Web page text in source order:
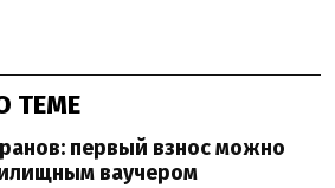
ТЕМЕ
первый взнос можно
ваучером